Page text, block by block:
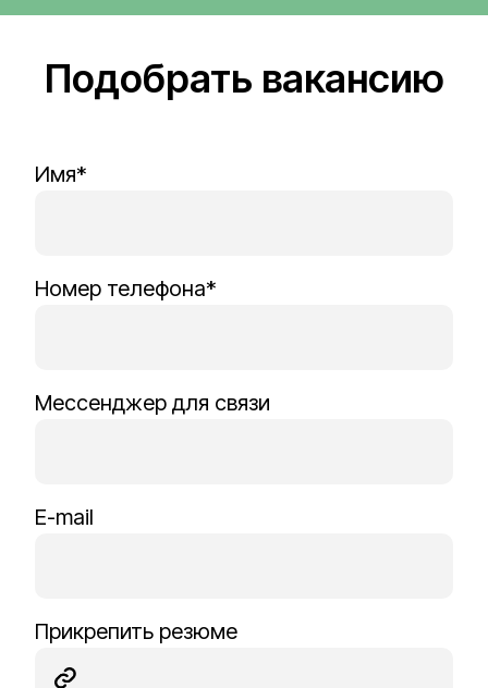
Подобрать вакансию
Имя*
Номер телефона*
Мессенджер для связи
E-mail
Прикрепить резюме